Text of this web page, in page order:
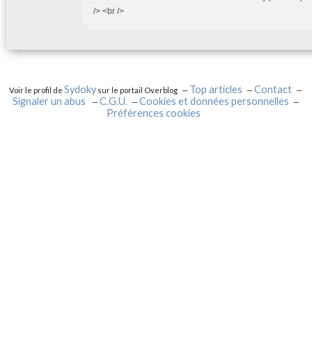
/> <br />
Voir le profil deSydokysur le portail Overblog Top articles
Contact
Signaler un abus
C.G.U.
Cookies et données personnelles
Préférences cookies